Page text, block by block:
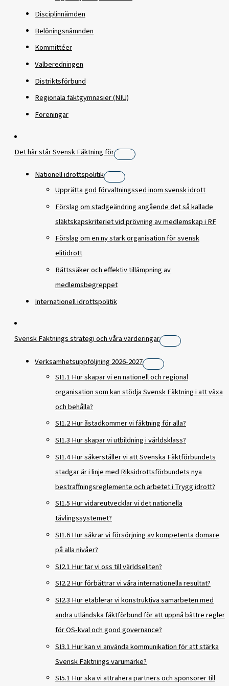
Disciplinnämden
Belöningsnämnden
Kommittéer
Valberedningen
Distriktsförbund
Regionala fäktgymnasier (NIU)
Föreningar
Det här står Svensk Fäktning för
Nationell idrottspolitik
Upprätta god förvaltningssed inom svensk idrott
Förslag om stadgeändring angående det så kallade
släktskapskriteriet vid prövning av medlemskap i RF
Förslag om en ny stark organisation för svensk
elitidrott
Rättssäker och effektiv tillämpning av
medlemsbegreppet
Internationell idrottspolitik
Svensk Fäktnings strategi och våra värderingar
Verksamhetsuppföljning 2026-2027
SI1.1 Hur skapar vi en nationell och regional
organisation som kan stödja Svensk Fäktning i att växa
och behålla?
SI1.2 Hur åstadkommer vi fäktning för alla?
SI1.3 Hur skapar vi utbildning i världsklass?
SI1.4 Hur säkerställer vi att Svenska Fäktförbundets
stadgar är i linje med Riksidrottsförbundets nya
bestraffningsreglemente och arbetet i Trygg idrott?
SI1.5 Hur vidareutvecklar vi det nationella
tävlingssystemet?
SI1.6 Hur säkrar vi försörjning av kompetenta domare
på alla nivåer?
SI2.1 Hur tar vi oss till världseliten?
SI2.2 Hur förbättrar vi våra internationella resultat?
SI2.3 Hur etablerar vi konstruktiva samarbeten med
andra utländska fäktförbund för att uppnå bättre regler
för OS-kval och good governance?
SI3.1 Hur kan vi använda kommunikation för att stärka
Svensk Fäktnings varumärke?
SI5.1 Hur ska vi attrahera partners och sponsorer till